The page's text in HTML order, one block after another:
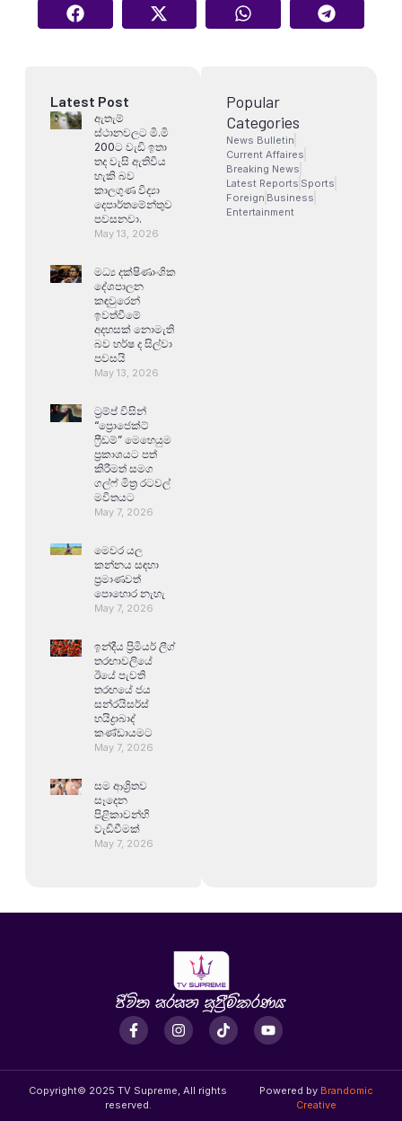
Latest Post
ඇතැම්
ස්ථානවලට මි.මි
200ට වැඩි ඉතා
තද වැසි ඇතිවිය
හැකි බව
කාලගුණ විද්‍යා
දෙපාර්තමේන්තුව
පවසනවා.
May 13, 2026
මධ්‍ය දක්ෂිණාංශික
දේශපාලන
කඳවුරෙන්
ඉවත්වීමේ
අදහසක් නොමැති
බව හර්ෂ ද සිල්වා
පවසයි
May 13, 2026
ට්‍රම්ප් විසින්
“ප්‍රොජෙක්ට්
ෆ්‍රීඩම්” මෙහෙයුම
ප්‍රකාශයට පත්
කිරීමත් සමග
ගල්ෆ් මිත්‍ර රටවල්
මවිතයට
May 7, 2026
මෙවර යල
කන්නය සඳහා
ප්‍රමාණවත්
පොහොර නැහැ
May 7, 2026
ඉන්දීය ප්‍රිමියර් ලීග්
තරඟාවලියේ
ඊයේ පැවති
තරඟයේ ජය
සන්රයිසර්ස්
හයිද්‍රාබාද්
කණ්ඩායමට
May 7, 2026
සම ආශ්‍රිතව
සෑදෙන
පිළිකාවන්හි
වැඩිවීමක්
May 7, 2026
Popular
Categories
News Bulletin
Current Affaires
Breaking News
Latest Reports Sports
Foreign Business
Entertainment
Copyright© 2025 TV Supreme, All rights
reserved.
Powered by Brandomic
Creative